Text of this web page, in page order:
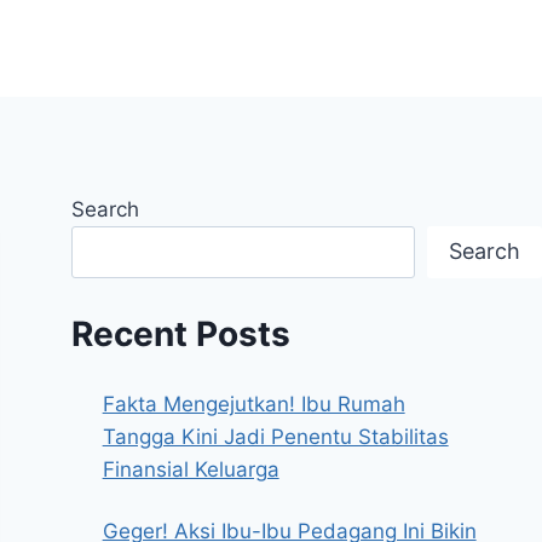
Search
Search
Recent Posts
Fakta Mengejutkan! Ibu Rumah
Tangga Kini Jadi Penentu Stabilitas
Finansial Keluarga
Geger! Aksi Ibu-Ibu Pedagang Ini Bikin